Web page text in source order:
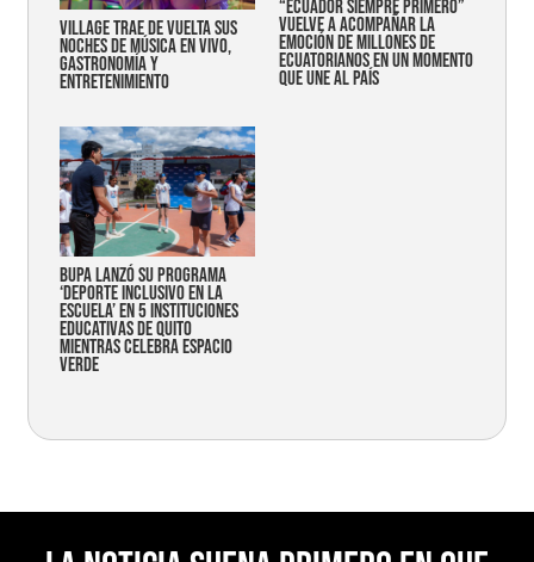
Village trae de vuelta sus
noches de música en vivo,
gastronomía y
entretenimiento
“Ecuador siempre primero”
vuelve a acompañar la
emoción de millones de
ecuatorianos en un momento
que une al país
Bupa lanzó su programa
‘Deporte Inclusivo en la
Escuela’ en 5 instituciones
educativas de Quito
mientras celebra espacio
verde